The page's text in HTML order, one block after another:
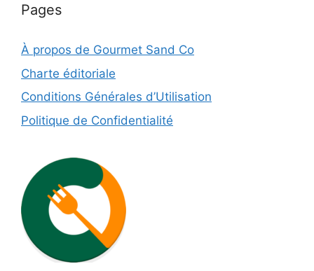
Pages
À propos de Gourmet Sand Co
Charte éditoriale
Conditions Générales d’Utilisation
Politique de Confidentialité